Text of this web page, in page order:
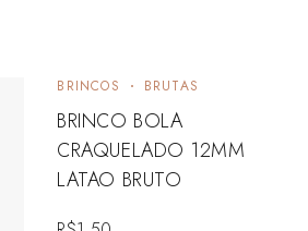
BRINCOS BRUTAS
BRINCO BOLA
CRAQUELADO 12MM
LATAO BRUTO